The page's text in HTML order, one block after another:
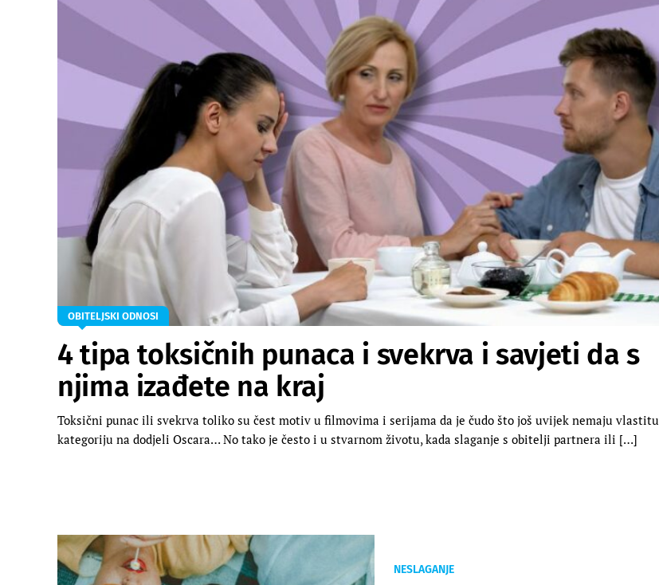
OBITELJSKI ODNOSI
4 tipa toksičnih punaca i svekrva i savjeti da s
njima izađete na kraj
Toksični punac ili svekrva toliko su čest motiv u filmovima i serijama da je čudo što još uvijek nemaju vlastitu
kategoriju na dodjeli Oscara… No tako je često i u stvarnom životu, kada slaganje s obitelji partnera ili […]
NESLAGANJE